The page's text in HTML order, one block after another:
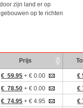
zijn land er op
op te richten
Prijs
€ 59.95 + € 0.00
€
€ 78.50 + € 0.00
€
€ 74.95 + € 4.95
€